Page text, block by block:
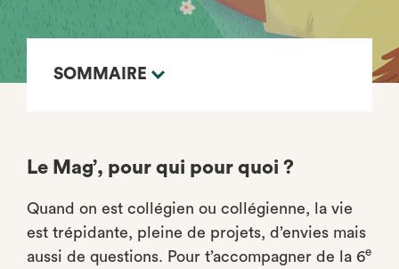
SOMMAIRE
Le Mag’, pour qui pour quoi ?
Quand on est collégien ou collégienne, la vie
est trépidante, pleine de projets, d’envies mais
aussi de questions. Pour t’accompagner de la 6e